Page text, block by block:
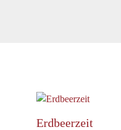
Erdbeerzeit